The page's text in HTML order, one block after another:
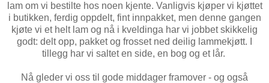
lam om vi bestilte hos noen kjente. Vanligvis kjøper vi kjøttet
i butikken, ferdig oppdelt, fint innpakket, men denne gangen
kjøte vi et helt lam og nå i kveldinga har vi jobbet skikkelig
godt: delt opp, pakket og frosset ned deilig lammekjøtt. I
tillegg har vi saltet en side, en bog og et lår.
Nå gleder vi oss til gode middager framover - og også